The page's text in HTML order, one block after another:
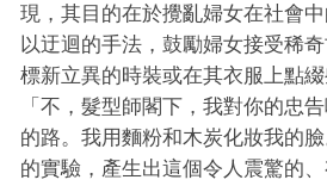
現，其目的在於攪亂婦女在社會
以迂迴的手法，鼓勵婦女接受稀
標新立異的時裝或在其衣服上點綴
「不，髮型師閣下，我對你的忠
的路。我用麵粉和木炭化妝我的
的實驗，產生出這個令人震驚的